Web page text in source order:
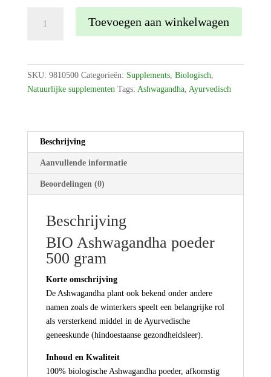
Ashwagandha
Toevoegen aan winkelwagen
SKU: 9810500 Categorieën: Supplements, Biologisch,
Natuurlijke supplementen Tags: Ashwagandha, Ayurvedisch
Beschrijving
Aanvullende informatie
Beoordelingen (0)
Beschrijving
BIO Ashwagandha poeder
500 gram
Korte omschrijving
De Ashwagandha plant ook bekend onder andere
namen zoals de winterkers speelt een belangrijke rol
als versterkend middel in de Ayurvedische
geneeskunde (hindoestaanse gezondheidsleer).
Inhoud en Kwaliteit
100% biologische Ashwagandha poeder, afkomstig